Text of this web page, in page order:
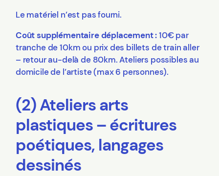
Le matériel n’est pas fourni.
Coût supplémentaire déplacement :10€ par
tranche de 10km ou prix des billets de train aller
– retour au-delà de 80km. Ateliers possibles au
domicile de l’artiste (max 6 personnes).
(2) Ateliers arts
plastiques – écritures
poétiques, langages
dessinés